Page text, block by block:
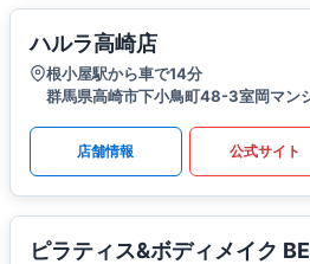
ハルラ高崎店
根小屋駅から車で14分
群馬県高崎市下小鳥町48-3室岡マン
店舗情報 公式サイト
ピラティス&ボディメイク